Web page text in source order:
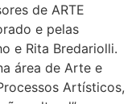
de ARTE
e pelas
e Rita Bredariolli.
área de Arte e
Artísticos,